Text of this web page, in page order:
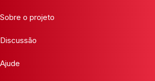
Sobre o projeto
Discussão
Ajude